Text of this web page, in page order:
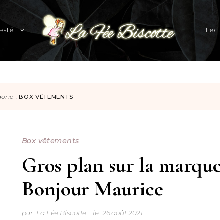
child
Blog familial et lifestyle
:BOX VÊTEMENTS
Box vêtements
Gros plan sur la
Bonjour Maurice
par La Fée Biscotte le 26 août 2021